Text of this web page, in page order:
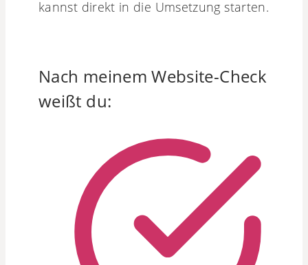
kannst direkt in die Umsetzung starten.
Nach meinem Website-Check
weißt du: